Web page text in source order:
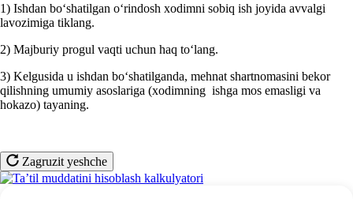
1) Ishdan boʻshatilgan oʻrindosh хodimni sobiq ish joyida avvalgi
lavozimiga tiklang.
2) Majburiy progul vaqti uchun haq toʻlang.
3) Kelgusida u ishdan boʻshatilganda, mehnat shartnomasini bekor
qilishning umumiy asoslariga (хodimning ishga mos emasligi va
hokazo) tayaning.
Zagruzit yeshche